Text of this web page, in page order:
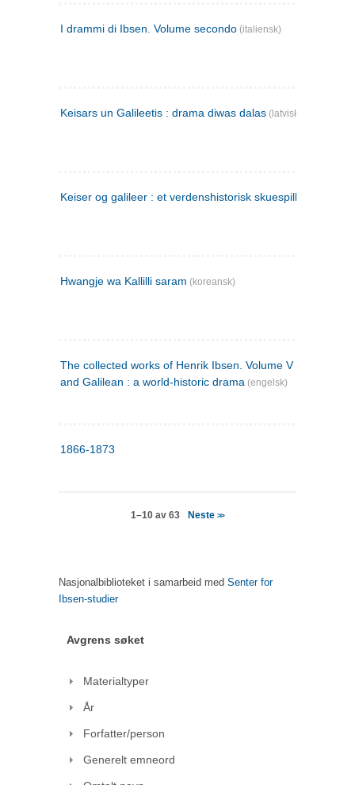
I drammi di Ibsen. Volume secondo (italiensk)
Keisars un Galileetis : drama diwas dalas (latvisk)
Keiser og galileer : et verdenshistorisk skuespill (1873)
Hwangje wa Kallilli saram (koreansk)
The collected works of Henrik Ibsen. Volume V : Emperor
and Galilean : a world-historic drama (engelsk)
1866-1873
1–10 av 63 Neste>>
Nasjonalbiblioteket i samarbeid med Senter for
Ibsen-studier
Avgrens søket
Materialtyper
År
Forfatter/person
Generelt emneord